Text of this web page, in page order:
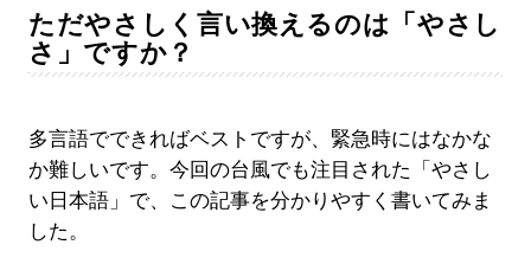
ただやさしく言い換えるのは「やさし
さ」ですか？
多言語でできればベストですが、緊急時にはなかな
か難しいです。今回の台風でも注目された「やさし
い日本語」で、この記事を分かりやすく書いてみま
した。